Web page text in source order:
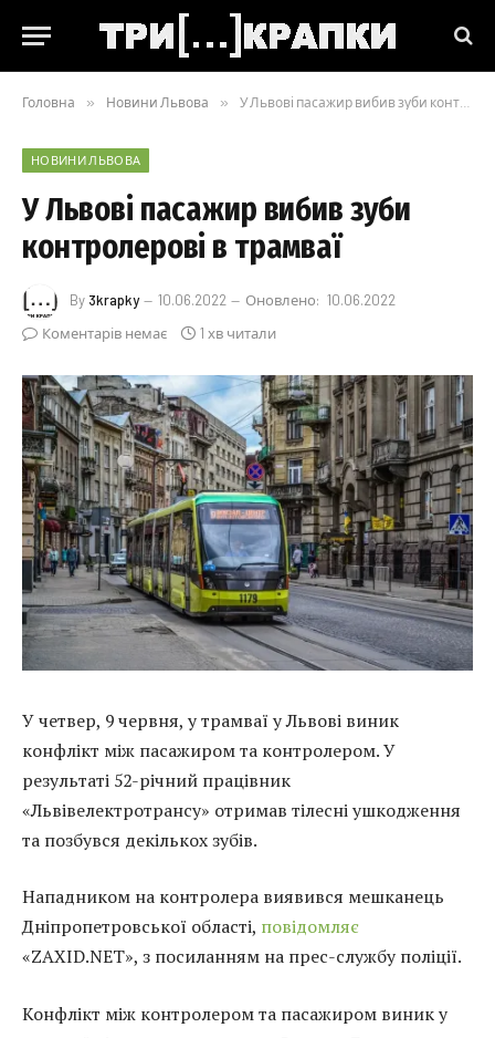
Головна » Новини Львова » У Львові пасажир вибив зуби контролерові в трамваї
НОВИНИ ЛЬВОВА
У Львові пасажир вибив зуби
контролерові в трамваї
By 3krapky 10.06.2022 Оновлено: 10.06.2022
Коментарів немає
1 хв читали
У четвер, 9 червня, у трамваї у Львові виник
конфлікт між пасажиром та контролером. У
результаті 52-річний працівник
«Львівелектротрансу» отримав тілесні ушкодження
та позбувся декількох зубів.
Нападником на контролера виявився мешканець
Дніпропетровської області, повідомляє
«ZAXID.NET», з посиланням на прес-службу поліції.
Конфлікт між контролером та пасажиром виник у